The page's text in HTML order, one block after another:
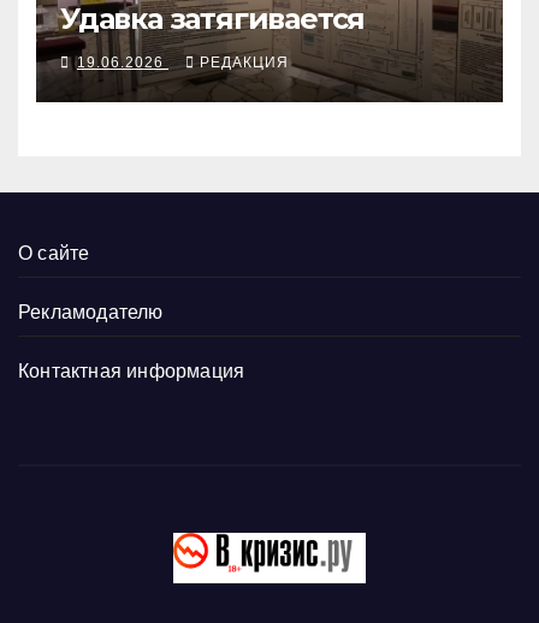
Удавка затягивается
19.06.2026 РЕДАКЦИЯ
О сайте
Рекламодателю
Контактная информация